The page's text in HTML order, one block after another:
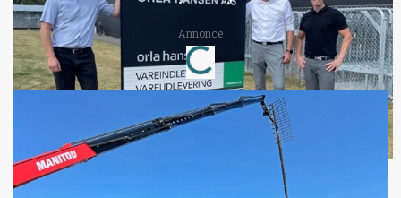
Annonce
Loading...